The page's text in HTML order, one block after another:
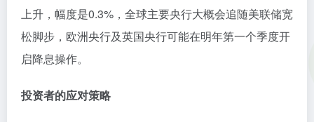
上升，幅度是0.3%，全球主要央行大概会追随美联储宽
松脚步，欧洲央行及英国央行可能在明年第一个季度开
启降息操作。
投资者的应对策略